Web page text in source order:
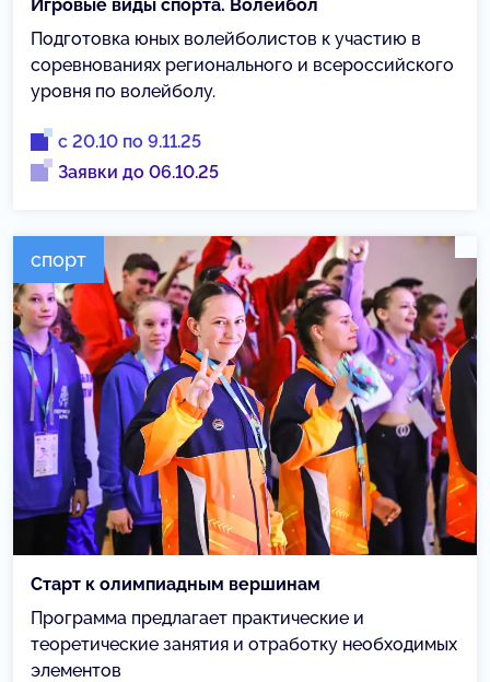
Игровые виды спорта. Волейбол
Подготовка юных волейболистов к участию в
соревнованиях регионального и всероссийского
уровня по волейболу.
с 20.10 по 9.11.25
Заявки до 06.10.25
спорт
Старт к олимпиадным вершинам
Программа предлагает практические и
теоретические занятия и отработку необходимых
элементов